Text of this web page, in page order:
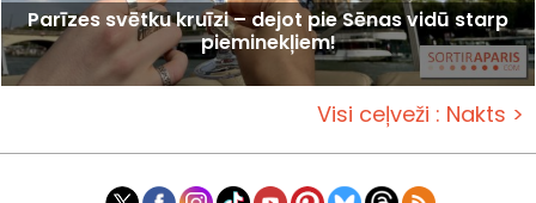
Parīzes svētku kruīzi – dejot pie Sēnas vidū starp
pieminekļiem!
Visi ceļveži : Nakts >